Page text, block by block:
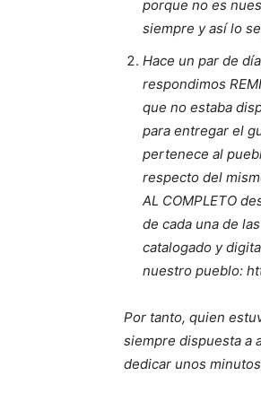
porque no es
siempre y así lo
Hace un par de
respondimos
que no estaba
para entregar el
pertenece al
respecto del
AL COMPLETO
de cada una de
catalogado y
nuestro pueblo:
Por tanto, quien
siempre dispuesta a
dedicar unos